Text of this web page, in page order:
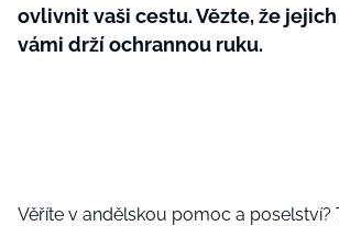
ovlivnit vaši cestu. Vězte, že
vámi drží ochrannou ruku.
Věříte v andělskou pomoc a poselství?